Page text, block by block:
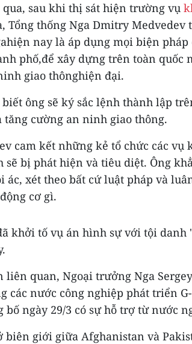
sau khi thị sát hiện trường vụ
Tổng thống Nga Dmitry Medvedev
nay là áp dụng mọi biện
phố,để xây dựng trên toàn quốc
giao thônghiện đại.
ông sẽ ký sắc lệnh thành lập
cường an ninh giao thông.
cam kết những kẻ tổ chức các vụ
sẽ bị phát hiện và tiêu diệt. Ông
ác, xét theo bất cứ luật pháp và
cơ gì.
khởi tố vụ án hình sự với tội
quan, Ngoại trưởng Nga
các nước công nghiệp phát triển
ngày 29/3 có sự hỗ trợ từ nước
biên giới giữa Afghanistan và